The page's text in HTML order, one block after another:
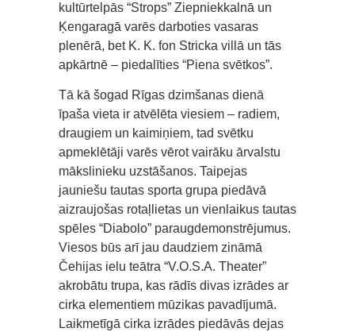
kultūrtelpās “Strops” Ziepniekkalnā un
Ķengaragā varēs darboties vasaras
plenērā, bet K. K. fon Stricka villā un tās
apkārtnē – piedalīties “Piena svētkos”.
Tā kā šogad Rīgas dzimšanas dienā
īpaša vieta ir atvēlēta viesiem – radiem,
draugiem un kaimiņiem, tad svētku
apmeklētāji varēs vērot vairāku ārvalstu
mākslinieku uzstāšanos. Taipejas
jauniešu tautas sporta grupa piedāvā
aizraujošas rotaļlietas un vienlaikus tautas
spēles “Diabolo” paraugdemonstrējumus.
Viesos būs arī jau daudziem zināmā
Čehijas ielu teātra “V.O.S.A. Theater”
akrobātu trupa, kas rādīs divas izrādes ar
cirka elementiem mūzikas pavadījumā.
Laikmetīgā cirka izrādes piedāvās dejas